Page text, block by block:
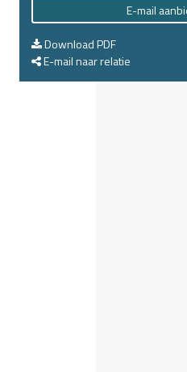
E-mail
Download PDF
E-mail naar relatie